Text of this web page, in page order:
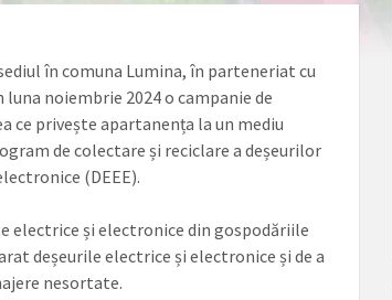
sediul în comuna Lumina, în parteneriat cu
noiembrie 2024 o campanie de
ce privește apartanența la un mediu
de colectare și reciclare a deșeurilor
(DEEE).
și electronice din gospodăriile
deșeurile electrice și electronice și de a
nesortate.